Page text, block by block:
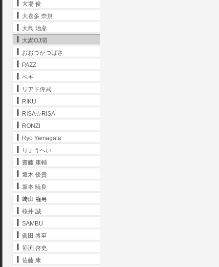
大場 俊
大喜多 崇規
大島 治彦
大嵩OJ潤
おおつかつばさ
PAZZ
ペギ
リアド偉武
RIKU
RISA☆RISA
RONZI
Ryo Yamagata
りょうへい
齋藤 康輔
坂木 優貴
坂本 暁良
﨑山 龍男
桜井 誠
SAMBU
眞田 将至
笹渕 啓史
佐藤 康